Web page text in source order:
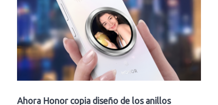
Ahora Honor copia diseño de los anillos